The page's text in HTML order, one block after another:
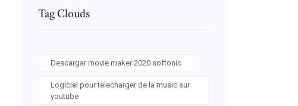
Tag Clouds
Descargar movie maker 2020 softonic
Logiciel pour telecharger de la music sur
youtube